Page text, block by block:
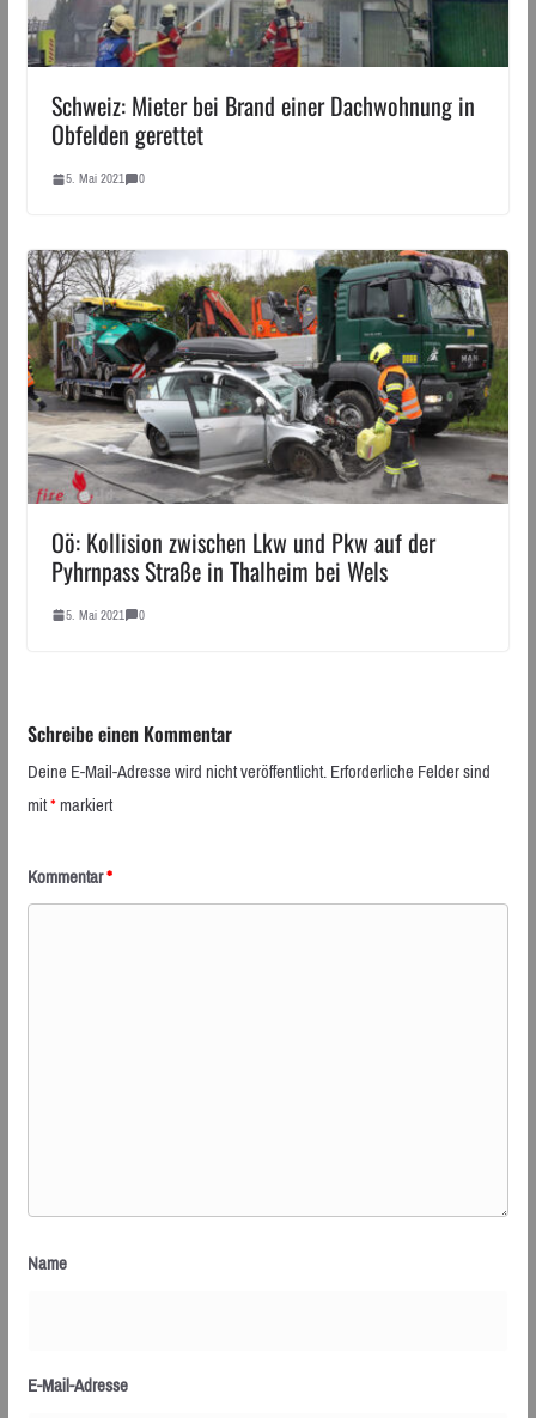
Schweiz: Mieter bei Brand einer Dachwohnung in
Obfelden gerettet
5. Mai 2021 0
Oö: Kollision zwischen Lkw und Pkw auf der
Pyhrnpass Straße in Thalheim bei Wels
5. Mai 2021 0
Schreibe einen Kommentar
Deine E-Mail-Adresse wird nicht veröffentlicht.Erforderliche Felder sind
mit*markiert
Kommentar*
Name
E-Mail-Adresse